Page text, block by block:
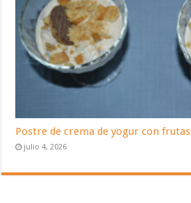
Postre de crema de yogur con frutas
julio 4, 2026